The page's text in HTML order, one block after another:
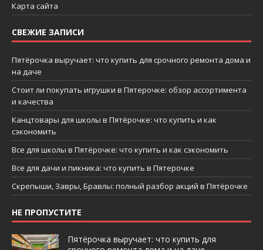
Карта сайта
СВЕЖИЕ ЗАПИСИ
Пятёрочка выручает: что купить для срочного ремонта дома и
на даче
Стоит ли покупать игрушки в Пятерочке: обзор ассортимента
и качества
Канцтовары для школы в Пятёрочке: что купить и как
сэкономить
Все для школы в Пятёрочке: что купить и как сэкономить
Все для дачи и пикника: что купить в Пятерочке
Скрепыши, Завры, Бравлы: полный разбор акций в Пятёрочке
НЕ ПРОПУСТИТЕ
Пятёрочка выручает: что купить для